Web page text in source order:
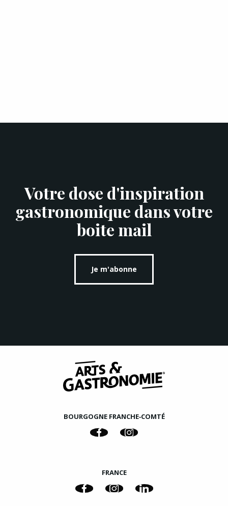
Votre dose d'inspiration
gastronomique dans votre
boite mail
Je m'abonne
BOURGOGNE FRANCHE‑COMTÉ
FRANCE